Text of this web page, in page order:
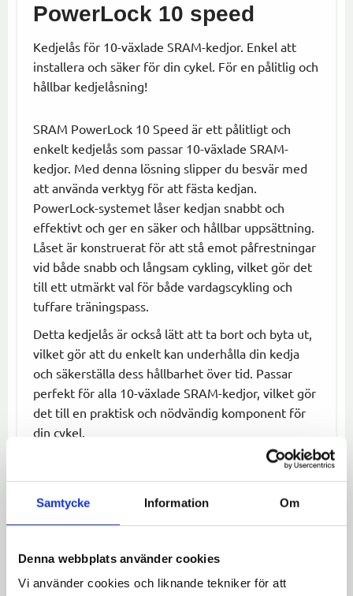
Samtycke Information Om
Denna webbplats använder cookies
Vi använder cookies och liknande tekniker för att
PowerLock 10 speed
Kedjelås för 10-växlade SRAM-kedjor. Enkel att
installera och säker för din cykel. För en pålitlig och
hållbar kedjelåsning!
SRAM PowerLock 10 Speed är ett pålitligt och
enkelt kedjelås som passar 10-växlade SRAM-
kedjor. Med denna lösning slipper du besvär med
att använda verktyg för att fästa kedjan.
PowerLock-systemet låser kedjan snabbt och
effektivt och ger en säker och hållbar uppsättning.
Låset är konstruerat för att stå emot påfrestningar
vid både snabb och långsam cykling, vilket gör det
till ett utmärkt val för både vardagscykling och
tuffare träningspass.
Detta kedjelås är också lätt att ta bort och byta ut,
vilket gör att du enkelt kan underhålla din kedja
och säkerställa dess hållbarhet över tid. Passar
perfekt för alla 10-växlade SRAM-kedjor, vilket gör
det till en praktisk och nödvändig komponent för
din cykel.
Kompatibilitet:SRAM 10-växlade kedjor
Funktion:Enkel installation, säker och
hållbar låsning
Användningsområde:
kedjan på 10-växlade cyklar